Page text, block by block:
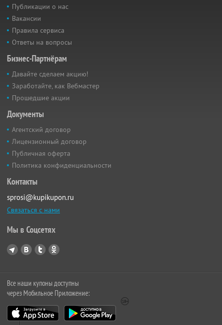
Публикации о нас
Вакансии
Правила сервиса
Ответы на вопросы
Бизнес-Партнёрам
Давайте сделаем акцию!
Заработайте, как Вебмастер
Прошедшие акции
Документы
Агентский договор
Лицензионный договор
Публичная оферта
Политика конфиденциальности
Контакты
sprosi@kupikupon.ru
Связаться с нами
Мы в Соцсетях
Все наши купоны доступны
через Мобильное Приложение: